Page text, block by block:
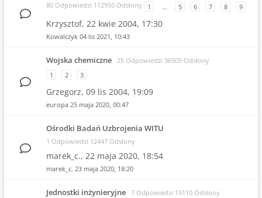
80 Odpowiedzi 112950 Odsłony 1 … 5 6 7 8 9
Krzysztof, 22 kwie 2004, 17:30
Kowalczyk 04 lis 2021, 10:43
Wojska chemiczne 25 Odpowiedzi 36505 Odsłony
1
2 3
Grzegorz, 09 lis 2004, 19:09
europa 25 maja 2020, 00:47
Ośrodki Badań Uzbrojenia WITU
1 Odpowiedzi 12447 Odsłony
marek_c., 22 maja 2020, 18:54
marek_c. 23 maja 2020, 18:20
Jednostki inżynieryjne 7 Odpowiedzi 15110 Odsłony